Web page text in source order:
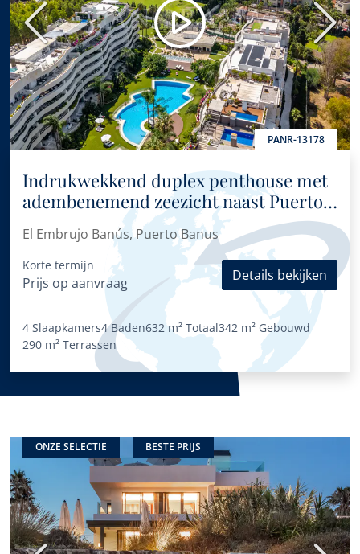
Vorige
PANR-13178
Indrukwekkend duplex penthouse met
adembenemend zeezicht naast Puerto
Banús
El Embrujo Banús, Puerto Banus
Korte termijn
Prijs op aanvraag Details bekijken
4 Slaapkamers4 Baden632 m² Totaal342 m² Gebouwd
290 m² Terrassen
ONZE SELECTIE BESTE PRIJS